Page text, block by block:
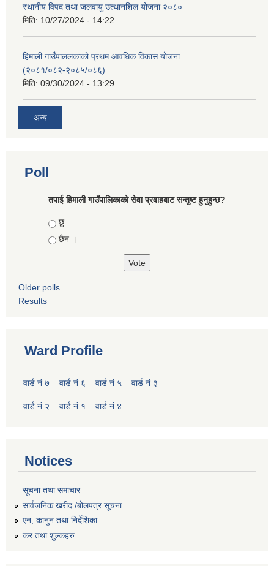
स्थानीय विपद तथा जलवायु उत्थानशिल योजना २०८०
मिति: 10/27/2024 - 14:22
हिमाली गाउँपाललकाको प्रथम आवधिक विकास योजना
(२०८१/०८२-२०८५/०८६)
मिति: 09/30/2024 - 13:29
अन्य
Poll
तपाई हिमाली गाउँपालिकाको सेवा प्रवाहबाट सन्तुष्ट हुनुहुन्छ?
Choices
छु
छैन ।
Older polls
Results
Ward Profile
वार्ड नं ७ वार्ड नं ६ वार्ड नं ५ वार्ड नं ३
वार्ड नं २ वार्ड नं १ वार्ड नं ४
Notices
सूचना तथा समाचार
सार्वजनिक खरीद /बोलपत्र सूचना
एन, कानुन तथा निर्देशिका
कर तथा शुल्कहरु